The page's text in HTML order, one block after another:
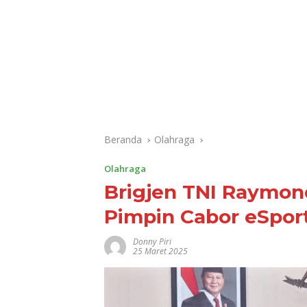
Beranda Olahraga
Olahraga
Brigjen TNI
Pimpin Cabor
Donny Piri
25 Maret 2025